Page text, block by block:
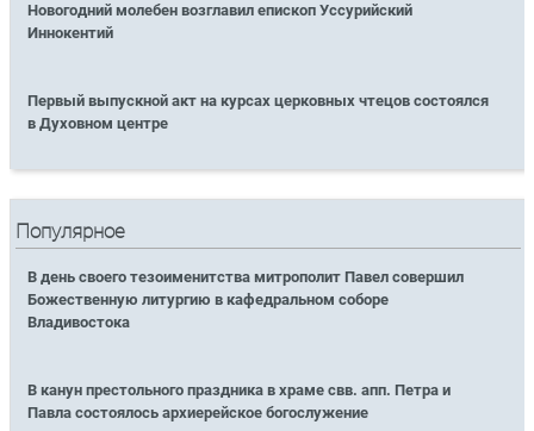
Новогодний молебен возглавил епископ Уссурийский
Иннокентий
Первый выпускной акт на курсах церковных чтецов состоялся
в Духовном центре
Популярное
В день своего тезоименитства митрополит Павел совершил
Божественную литургию в кафедральном соборе
Владивостока
В канун престольного праздника в храме свв. апп. Петра и
Павла состоялось архиерейское богослужение